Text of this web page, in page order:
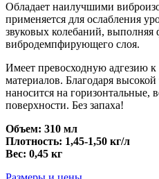
Обладает наилучшими
применяется для ослабления
звуковых колебаний,
вибродемпфирующего слоя.
Имеет превосходную адгезию
материалов. Благодаря
наносится на горизонтальные,
поверхности. Без запаха!
Объем: 310 мл
Плотность: 1,45-1,50 кг/л
Вес: 0,45 кг